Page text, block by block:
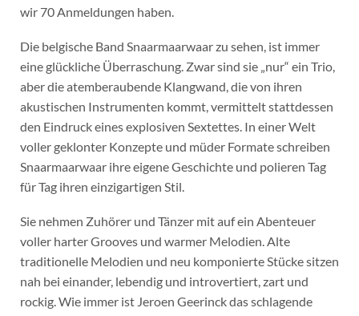
wir 70 Anmeldungen haben.
Die belgische Band Snaarmaarwaar zu sehen, ist immer
eine glückliche Überraschung. Zwar sind sie „nur“ ein Trio,
aber die atemberaubende Klangwand, die von ihren
akustischen Instrumenten kommt, vermittelt stattdessen
den Eindruck eines explosiven Sextettes. In einer Welt
voller geklonter Konzepte und müder Formate schreiben
Snaarmaarwaar ihre eigene Geschichte und polieren Tag
für Tag ihren einzigartigen Stil.
Sie nehmen Zuhörer und Tänzer mit auf ein Abenteuer
voller harter Grooves und warmer Melodien. Alte
traditionelle Melodien und neu komponierte Stücke sitzen
nah bei einander, lebendig und introvertiert, zart und
rockig. Wie immer ist Jeroen Geerinck das schlagende